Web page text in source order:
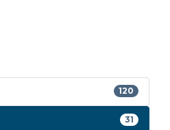
120
31